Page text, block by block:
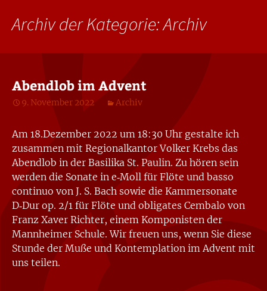
Archiv der Kategorie: Archiv
Abendlob im Advent
9. November 2022 Archiv
Am 18.Dezember 2022 um 18:30 Uhr gestalte ich
zusammen mit Regionalkantor Volker Krebs das
Abendlob in der Basilika St. Paulin. Zu hören sein
werden die Sonate in e‑Moll für Flöte und basso
continuo von J. S. Bach sowie die Kammersonate
D‑Dur op. 2/1 für Flöte und obligates Cembalo von
Franz Xaver Richter, einem Komponisten der
Mannheimer Schule. Wir freuen uns, wenn Sie diese
Stunde der Muße und Kontemplation im Advent mit
uns teilen.